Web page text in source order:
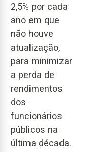
2,5% por cada
ano em que
não houve
atualização,
para minimizar
a perda de
rendimentos
dos
funcionários
públicos na
última década.